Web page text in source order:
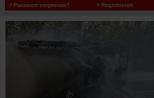
Passwort vergessen? Registrieren